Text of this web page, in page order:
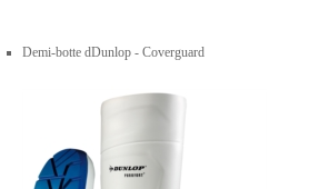
Demi-botte dDunlop - Coverguard